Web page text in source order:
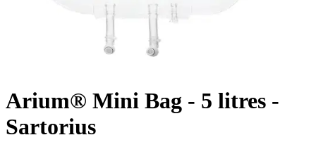
Arium® Mini Bag - 5 litres -
Sartorius